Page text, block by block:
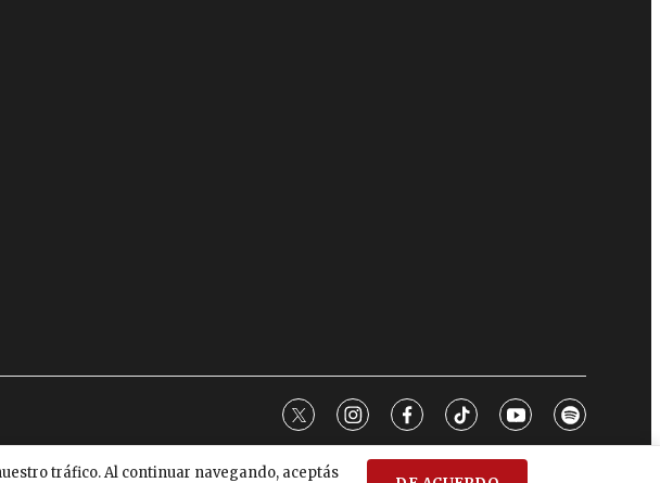
tráfico. Al continuar navegando, aceptás
twitterinstagram
facebooktiktokyoutubespotify